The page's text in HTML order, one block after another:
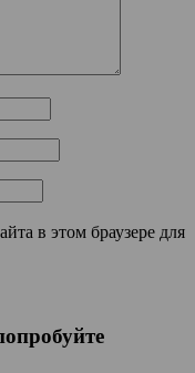
в этом браузере для